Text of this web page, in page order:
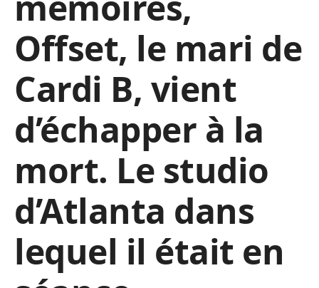
Offset, le mari de
Cardi B, vient
d’échapper à la
mort. Le studio
d’Atlanta dans
lequel il était en